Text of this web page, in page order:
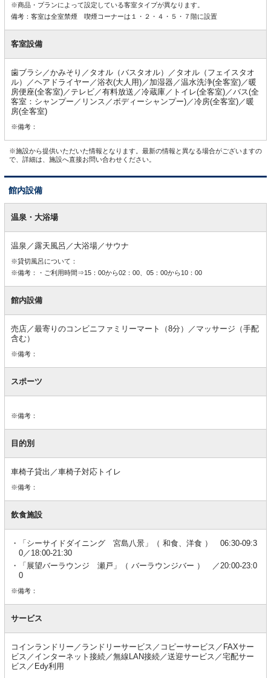
※商品・プランによって設定している客室タイプが異なります。
備考：客室は全室禁煙 喫煙コーナーは１・２・４・５・７階に設置
客室設備
歯ブラシ／かみそり／タオル（バスタオル）／タオル（フェイスタオ
ル）／ヘアドライヤー／浴衣(大人用)／加湿器／温水洗浄(全客室)／暖
房便座(全客室)／テレビ／有料放送／冷蔵庫／トイレ(全客室)／バス(全
客室：シャンプー／リンス／ボディーシャンプー)／冷房(全客室)／暖
房(全客室)
※備考：
※施設から提供いただいた情報となります。最新の情報と異なる場合がございますの
で、詳細は、施設へ直接お問い合わせください。
館内設備
内温泉・大浴場
温泉／露天風呂／大浴場／サウナ
※貸切風呂について：
※備考：・ご利用時間⇒15：00から02：00、05：00から10：00
館内設備
売店／最寄りのコンビニファミリーマート（8分）／マッサージ（手配
含む）
※備考：
スポーツ
※備考：
目的別
車椅子貸出／車椅子対応トイレ
※備考：
飲食施設
「シーサイドダイニング 宮島八景」（ 和食、洋食 ） 06:30-09:3
0／18:00-21:30
「展望バーラウンジ 瀬戸」（ バーラウンジバー ） ／20:00-23:0
0
※備考：
サービス
コインランドリー／ランドリーサービス／コピーサービス／FAXサー
ビス／インターネット接続／無線LAN接続／送迎サービス／宅配サー
ビス／Edy利用